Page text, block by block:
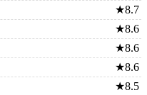
★8.7
★8.6
★8.6
★8.6
★8.5